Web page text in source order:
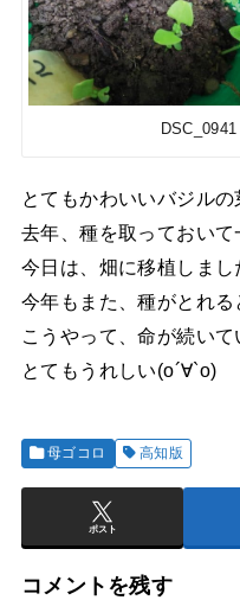
DSC_0941
とてもかわいいバジルの
去年、種を取っておいて
今日は、畑に移植しまし
今年もまた、種がとれる
こうやって、命が続い
とてもうれしい(о´∀`о)
母ゴコロ 高知版
ポスト
コメントを残す